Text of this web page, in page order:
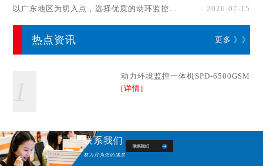
以广东地区为切入点，选择优质的动环监控系统厂家
2026-07-15
热点资讯 更多 》》
动力环境监控一体机SPD-6500GSM
[详情]
联系我们
努力只为您的满意